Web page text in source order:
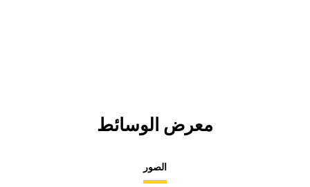
معرض الوسائط
الصور